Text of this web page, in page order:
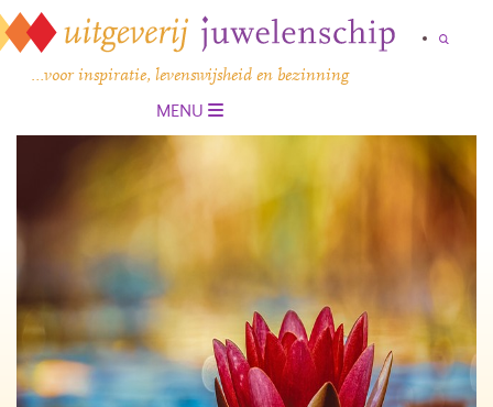
…voor inspiratie, levenswijsheid en bezinning
MENU